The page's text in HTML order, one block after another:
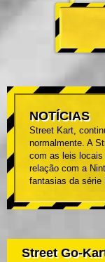
NOTÍCIAS
Street Kart,
normalmente. A
com as leis locais
relação com a
fantasias da série
Street Go-